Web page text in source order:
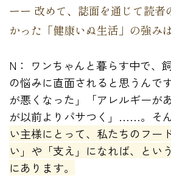
ーー 改めて、誌面を通じて読者
かった「健康いぬ生活」の強み
N： ワンちゃんと暮らす中で、
の悩みに直面されると思うんで
が悪くなった」「アレルギーが
が以前よりパサつく」……。そ
い主様にとって、私たちのフー
い」や「支え」になれば、とい
にあります。